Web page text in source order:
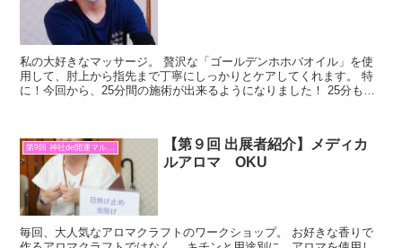
私の大好きなマッサージ。 贅沢な「ゴールデンホホバオイル」を使
用して、肘上から指先まで丁寧にしっかりとケアしてくれます。 特
に！今回から、25分間の施術が出来るようになりました！ 25分も施
第9回 神社de開運マルシェ
【第９回 出展者紹介】メディカ
ルアロマ OKU
毎回、大人気なアロマクラフトのワークショップ。 お好きな香りで